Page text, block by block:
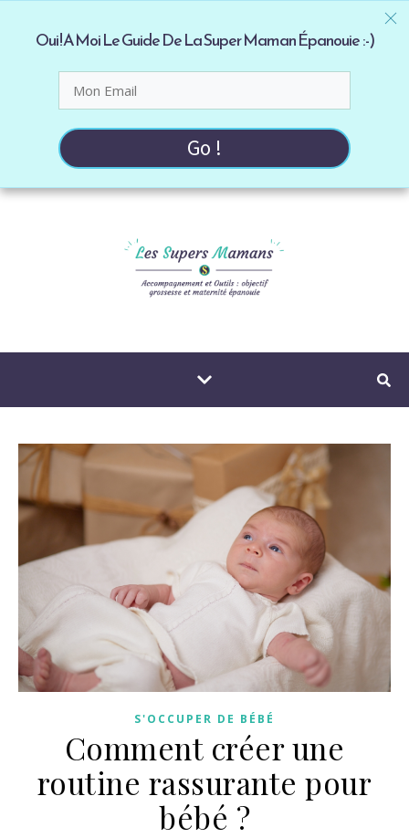
S'OCCUPER DE BÉBÉ
Comment créer une
routine rassurante pour
bébé ?
Oui ! A Moi Le Guide De La Super Maman Épanouie :-)
Go !